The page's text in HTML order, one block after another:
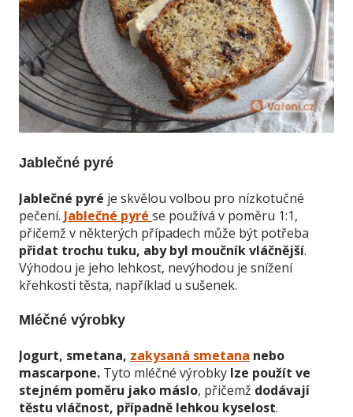
Jablečné pyré
Jablečné pyré je skvělou volbou pro nízkotučné
pečení. Jablečné pyré se používá v poměru 1:1,
přičemž v některých případech může být potřeba
přidat trochu tuku, aby byl moučník vláčnější.
Výhodou je jeho lehkost, nevýhodou je snížení
křehkosti těsta, například u sušenek.
Mléčné výrobky
Jogurt, smetana, zakysaná smetana nebo
mascarpone. Tyto mléčné výrobky lze použít ve
stejném poměru jako máslo, přičemž dodávají
těstu vláčnost, případně lehkou kyselost.